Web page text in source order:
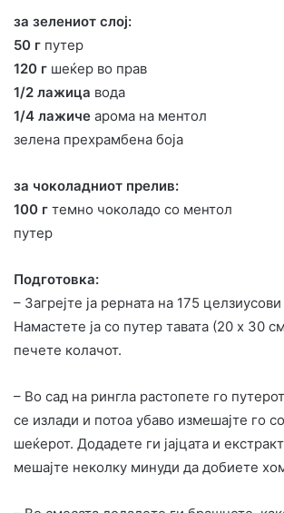
за зелениот слој:
50 г путер
120 г шеќер во прав
1/2 лажица вода
1/4 лажиче арома на ментол
зелена прехрамбена боја
за чоколадниот прелив:
100 г темно чоколадо со ментол
путер
Подготовка:
– Загрејте ја рерната на 175
Намастете ја со путер тавата (20 х 30
печете колачот.
– Во сад на рингла растопете го
се излади и потоа убаво измешајте го
шеќерот. Додадете ги јајцата и
мешајте неколку минуди да добиете